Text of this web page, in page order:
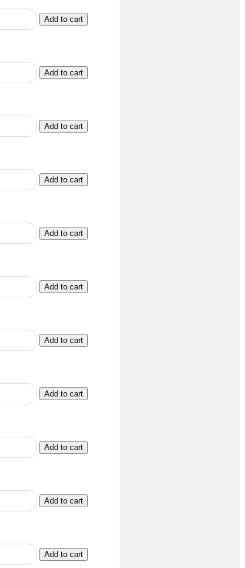
Add to cart
Add to cart
Add to cart
Add to cart
Add to cart
Add to cart
Add to cart
Add to cart
Add to cart
Add to cart
Add to cart